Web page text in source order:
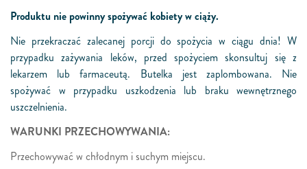
Produktu nie powinny spożywać kobiety w ciąży.
Nie przekraczać zalecanej porcji do spożycia w ciągu dnia! W
przypadku zażywania leków, przed spożyciem skonsultuj się z
lekarzem lub farmaceutą. Butelka jest zaplombowana. Nie
spożywać w przypadku uszkodzenia lub braku wewnętrznego
uszczelnienia.
WARUNKI PRZECHOWYWANIA:
Przechowywać w chłodnym i suchym miejscu.